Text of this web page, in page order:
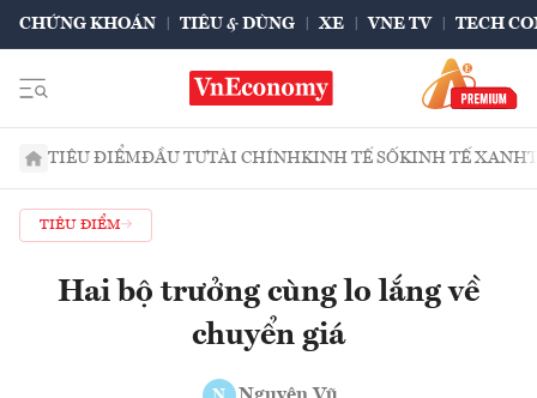
CHỨNG KHOÁN TIÊU & DÙNG XE VNE TV TECH
TIÊU ĐIỂMĐẦU TƯTÀI CHÍNHKINH TẾ SỐKINH TẾ XANH
TIÊU ĐIỂM
Hai bộ trưởng cùng lo lắng về
chuyển giá